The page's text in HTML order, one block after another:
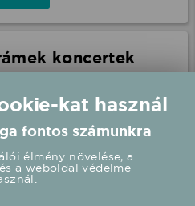
koncertek
kat használ
fontos számunkra
élmény növelése, a
a weboldal védelme